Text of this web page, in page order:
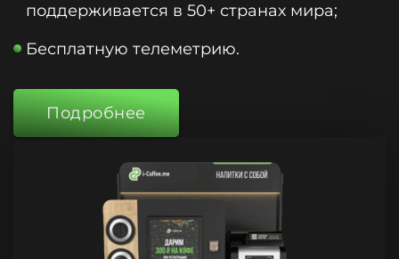
поддерживается в 50+ странах мира;
Бесплатную телеметрию.
Подробнее